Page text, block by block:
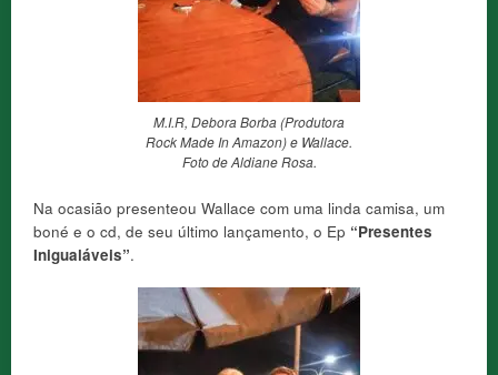
M.I.R, Debora Borba (Produtora
Rock Made In Amazon) e Wallace.
Foto de Aldiane Rosa.
Na ocasião presenteou Wallace com uma linda camisa, um
boné e o cd, de seu último lançamento, o Ep “Presentes
Inigualáveis”.